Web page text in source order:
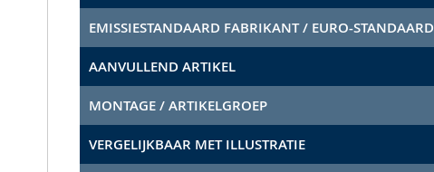
EMISSIESTANDAARD FABRIKANT / EURO-STANDAARD
AANVULLEND ARTIKEL
MONTAGE / ARTIKELGROEP
VERGELIJKBAAR MET ILLUSTRATIE